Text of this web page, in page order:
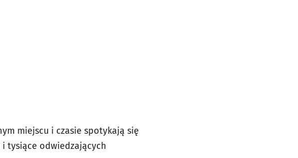
miejscu i czasie spotykają się
tysiące odwiedzających